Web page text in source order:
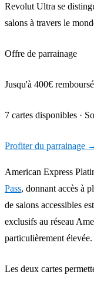
Revolut Ultra se
salons à travers le
Offre de parrainage
Jusqu'à 400€
7 cartes disponibles ·
Profiter du parrainage
American Express
Pass, donnant accès à
de salons accessibles
exclusifs au réseau
particulièrement élevée.
Les deux cartes